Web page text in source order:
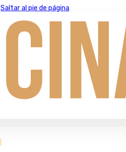
Saltar al pie de página